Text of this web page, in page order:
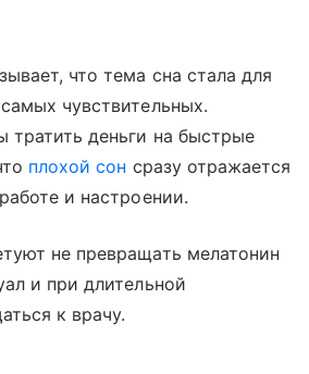
что тема сна стала для
чувствительных.
тратить деньги на быстрые
плохой сон сразу отражается
и настроении.
не превращать мелатонин
и при длительной
к врачу.